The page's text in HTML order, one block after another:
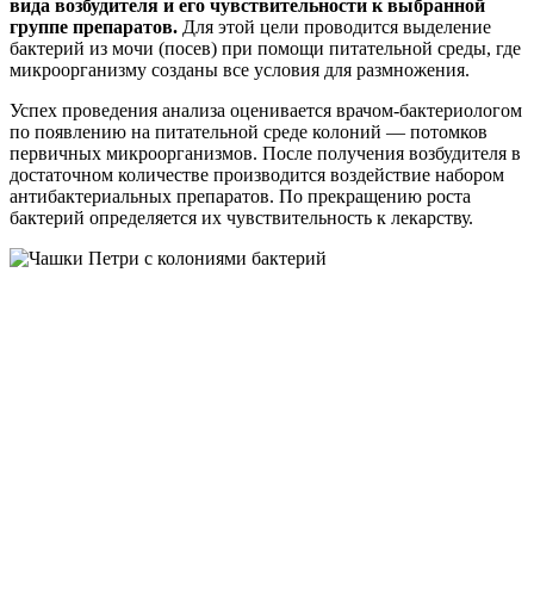
вида возбудителя и его чувствительности к выбранной
группе препаратов. Для этой цели проводится выделение
бактерий из мочи (посев) при помощи питательной среды, где
микроорганизму созданы все условия для размножения.
Успех проведения анализа оценивается врачом-бактериологом
по появлению на питательной среде колоний — потомков
первичных микроорганизмов. После получения возбудителя в
достаточном количестве производится воздействие набором
антибактериальных препаратов. По прекращению роста
бактерий определяется их чувствительность к лекарству.